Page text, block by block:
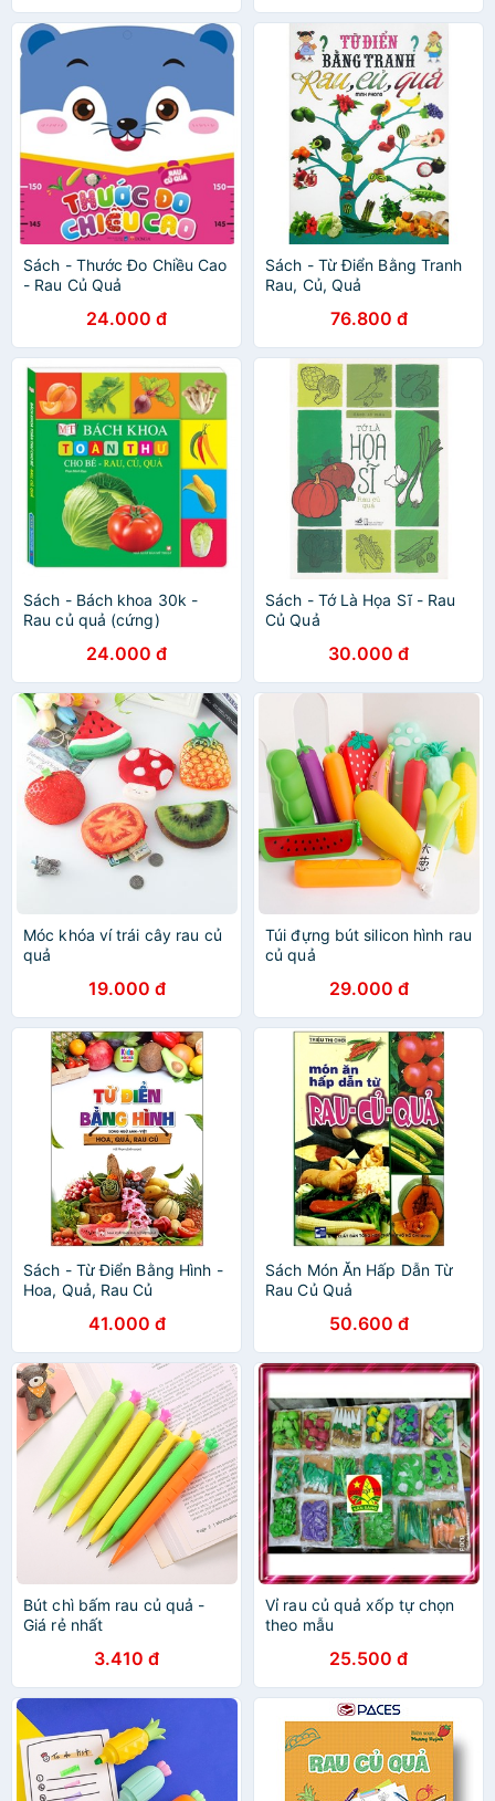
Sách - Thước Đo Chiều Cao
- Rau Củ Quả
24.000 đ
Sách - Từ Điển Bằng Tranh
Rau, Củ, Quả
76.800 đ
Sách - Bách khoa 30k -
Rau củ quả (cứng)
24.000 đ
Sách - Tớ Là Họa Sĩ - Rau
Củ Quả
30.000 đ
Móc khóa ví trái cây rau củ
quả
19.000 đ
Túi đựng bút silicon hình rau
củ quả
29.000 đ
Sách - Từ Điển Bằng Hình -
Hoa, Quả, Rau Củ
41.000 đ
Sách Món Ăn Hấp Dẫn Từ
Rau Củ Quả
50.600 đ
Bút chì bấm rau củ quả -
Giá rẻ nhất
3.410 đ
Vỉ rau củ quả xốp tự chọn
theo mẫu
25.500 đ